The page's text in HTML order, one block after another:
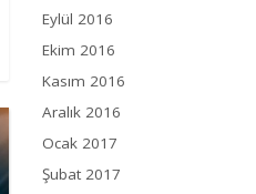
Eylül 2016
Ekim 2016
Kasım 2016
Aralık 2016
Ocak 2017
Şubat 2017